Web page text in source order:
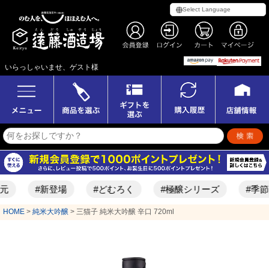
いらっしゃいませ、ゲスト様
#新登場 #どむろく #極醸シリーズ #季節限定酒
HOME 純米大吟醸 三猫子 純米大吟醸 辛口 720ml